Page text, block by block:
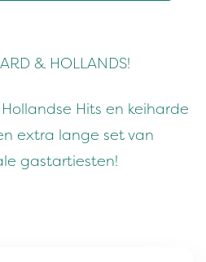
& HOLLANDS!
Hits en keiharde
extra lange set van
gastartiesten!